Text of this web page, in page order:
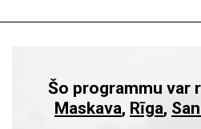
Šo programmu var
Maskava, Rīga,